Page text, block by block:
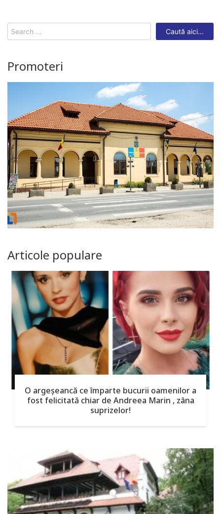
Search
for:
Promoteri
Articole populare
O argeşeancă ce împarte bucurii oamenilor a
fost felicitată chiar de Andreea Marin , zâna
suprizelor!